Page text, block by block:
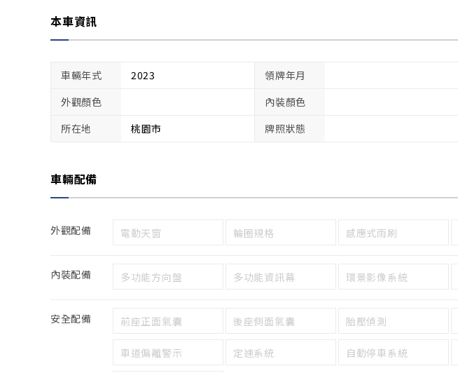
本車資訊
車輛年式 2023
領牌年月
外觀顏色
內裝顏色
所在地
桃園市 牌照狀態
車輛配備
外觀配備 電動天窗 輪圈規格 感應式雨刷
內裝配備 多功能方向盤 多功能資訊幕 環景影像系統
安全配備 前座正面氣囊 後座側面氣囊 胎壓偵測
車道偏離警示 定速系統 自動停車系統